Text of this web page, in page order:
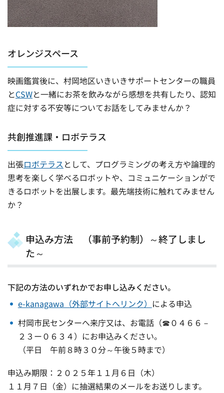
オレンジスペース
映画鑑賞後に、村岡地区いきいきサポートセンターの職員
とCSWと一緒にお茶を飲みながら感想を共有したり、認知
症に対する不安等についてお話をしてみませんか？
共創推進課・ロボテラス
出張ロボテラス として、プログラミングの考え方や論理的
思考を楽しく学べるロボットや、コミュニケーションがで
きるロボットを出展します。最先端技術に触れてみません
か？
申込み方法 （事前予約制）～終了しまし
た～
下記の方法のいずれかでお申し込みください。
e-kanagawa（外部サイトへリンク） による申込
村岡市民センターへ来庁又は、お電話（☎０４６６－
２３ー０６３４）にお申込みください。
（平日 午前８時３０分～午後５時まで）
申込み期限：２０２５年１１月６日（木）
１１月７日（金）に抽選結果のメールをお送りします。